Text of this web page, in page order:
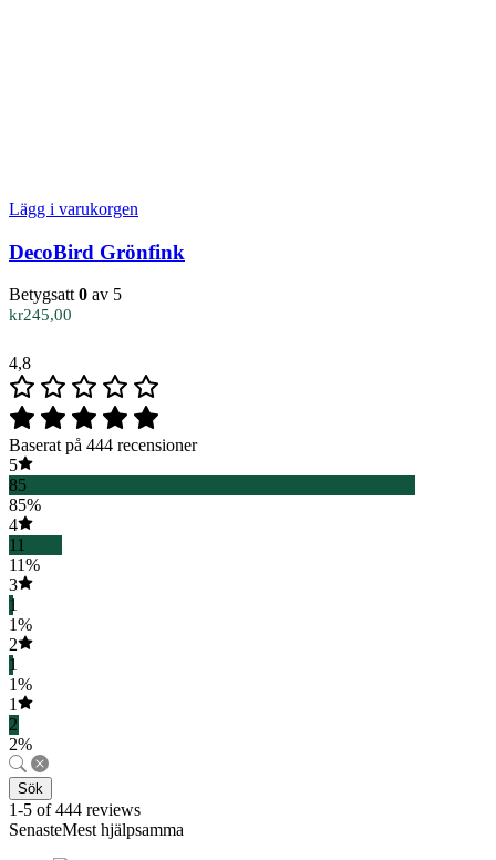
Lägg i varukorgen
DecoBird Grönfink
Betygsatt0 av 5
kr245,00
4,8
Baserat på 444 recensioner
5
85
85%
4
11
11%
3
1
1%
2
1
1%
1
2
2%
Sök
1-5 of 444 reviews
SenasteMest hjälpsamma